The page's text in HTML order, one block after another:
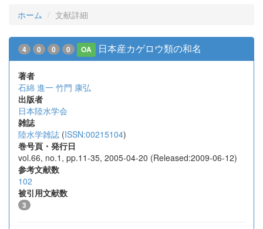
ホーム 文献詳細
4 0 0 0 OA 日本産カゲロウ類の和名
著者
石綿 進一 竹門 康弘
出版者
日本陸水学会
雑誌
陸水学雑誌 (ISSN:00215104)
巻号頁・発行日
vol.66, no.1, pp.11-35, 2005-04-20 (Released:2009-06-12)
参考文献数
102
被引用文献数
3